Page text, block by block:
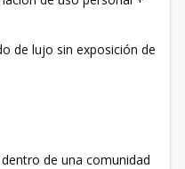
de lujo sin exposición de
de una comunidad